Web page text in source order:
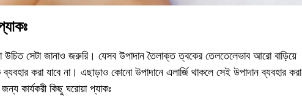
উচিত সেটা জানাও জরুরি। যেসব উপাদান তৈলাক্ত ত্বকের তেলতেলেভাব আরো বাড়িয়ে
করা যাবে না। এছাড়াও কোনো উপাদানে এলার্জি থাকলে সেই উপাদান ব্যবহার করা
কার্যকরী কিছু ঘরোয়া প্যাকঃ